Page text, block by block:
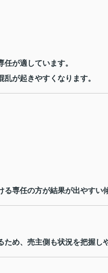
が適しています。
が起きやすくなります。
専任の方が結果が出やすい
め、売主側も状況を把握し